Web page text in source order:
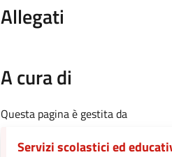
Allegati
A cura di
Questa pagina è gestita da
Servizi scolastici ed